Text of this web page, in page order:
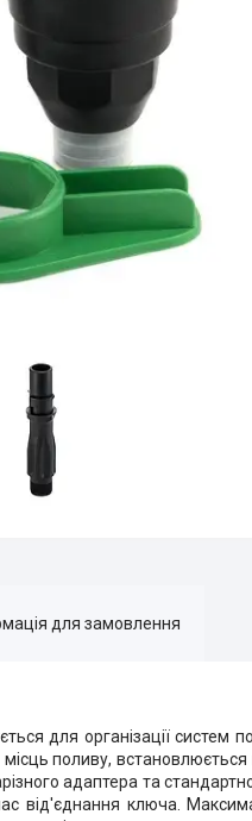
для замовлення
для організації систем
поливу,
адаптера та
від'єднання ключа.